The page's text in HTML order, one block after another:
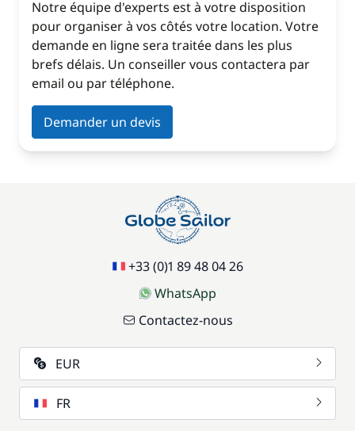
Notre équipe d'experts est à votre disposition
pour organiser à vos côtés votre location. Votre
demande en ligne sera traitée dans les plus
brefs délais. Un conseiller vous contactera par
email ou par téléphone.
Demander un devis
+33 (0)1 89 48 04 26
WhatsApp
Contactez-nous
EUR
FR